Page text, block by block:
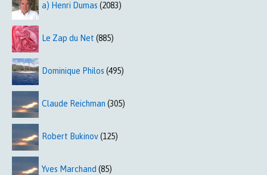
a) Henri Dumas (2083)
Le Zap du Net (885)
Dominique Philos (495)
Claude Reichman (305)
Robert Bukinov(125)
Yves Marchand (85)